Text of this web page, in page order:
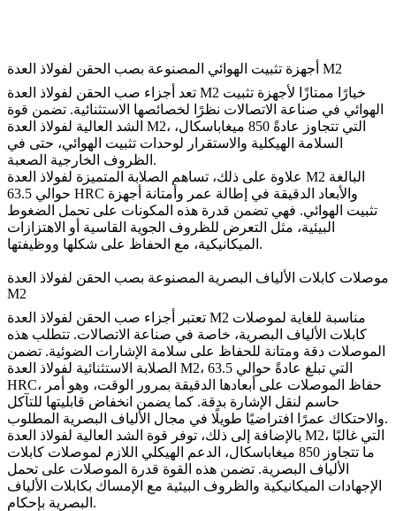
أجهزة تثبيت الهوائي المصنوعة بصب الحقن لفولاذ العدة M2
تعد أجزاء صب الحقن لفولاذ العدة M2 خيارًا ممتازًا لأجهزة تثبيت
الهوائي في صناعة الاتصالات نظرًا لخصائصها الاستثنائية. تضمن قوة
الشد العالية لفولاذ العدة M2، التي تتجاوز عادةً 850 ميغاباسكال،
السلامة الهيكلية والاستقرار لوحدات تثبيت الهوائي، حتى في
الظروف الخارجية الصعبة.
علاوة على ذلك، تساهم الصلابة المتميزة لفولاذ العدة M2 البالغة
حوالي 63.5 HRC والأبعاد الدقيقة في إطالة عمر وأمتانة أجهزة
تثبيت الهوائي. فهي تضمن قدرة هذه المكونات على تحمل الضغوط
البيئية، مثل التعرض للظروف الجوية القاسية أو الاهتزازات
الميكانيكية، مع الحفاظ على شكلها ووظيفتها.
موصلات كابلات الألياف البصرية المصنوعة بصب الحقن لفولاذ العدة
M2
تعتبر أجزاء صب الحقن لفولاذ العدة M2 مناسبة للغاية لموصلات
كابلات الألياف البصرية، خاصة في صناعة الاتصالات. تتطلب هذه
الموصلات دقة ومتانة للحفاظ على سلامة الإشارات الضوئية. تضمن
الصلابة الاستثنائية لفولاذ العدة M2، التي تبلغ عادةً حوالي 63.5
HRC، حفاظ الموصلات على أبعادها الدقيقة بمرور الوقت، وهو أمر
حاسم لنقل الإشارة بدقة. كما يضمن انخفاض قابليتها للتآكل
والاحتكاك عمرًا افتراضيًا طويلًا في مجال الألياف البصرية المطلوب.
بالإضافة إلى ذلك، توفر قوة الشد العالية لفولاذ العدة M2، التي غالبًا
ما تتجاوز 850 ميغاباسكال، الدعم الهيكلي اللازم لموصلات كابلات
الألياف البصرية. تضمن هذه القوة قدرة الموصلات على تحمل
الإجهادات الميكانيكية والظروف البيئية مع الإمساك بكابلات الألياف
البصرية بإحكام.